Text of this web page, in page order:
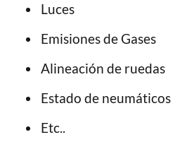
Luces
Emisiones de Gases
Alineación de ruedas
Estado de neumáticos
Etc..